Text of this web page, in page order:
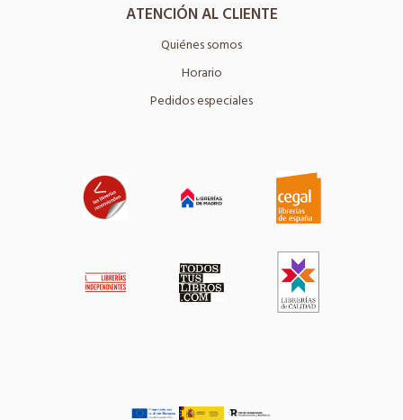
ATENCIÓN AL CLIENTE
Quiénes somos
Horario
Pedidos especiales